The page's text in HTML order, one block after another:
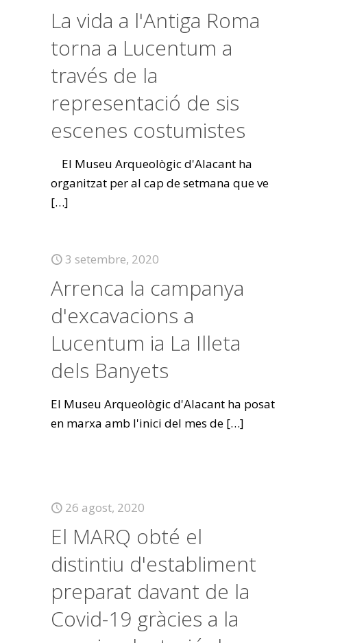
La vida a l'Antiga Roma
torna a Lucentum a
través de la
representació de sis
escenes costumistes
El Museu Arqueològic d'Alacant ha
organitzat per al cap de setmana que ve
[…]
3 setembre, 2020
Arrenca la campanya
d'excavacions a
Lucentum ia La Illeta
dels Banyets
El Museu Arqueològic d'Alacant ha posat
en marxa amb l'inici del mes de […]
26 agost, 2020
El MARQ obté el
distintiu d'establiment
preparat davant de la
Covid-19 gràcies a la